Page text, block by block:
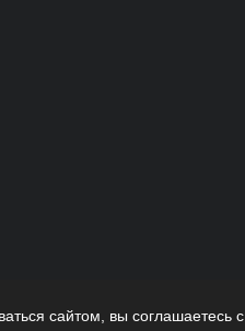
сайтом, вы соглашаетесь с